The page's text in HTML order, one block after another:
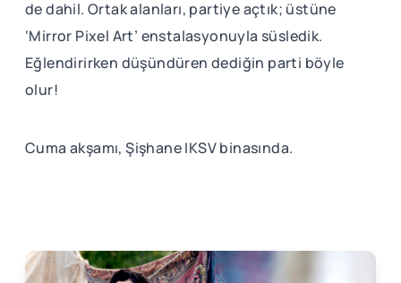
de dahil. Ortak alanları, partiye açtık; üstüne
‘Mirror Pixel Art’ enstalasyonuyla süsledik.
Eğlendirirken düşündüren dediğin parti böyle
olur!
Cuma akşamı, Şişhane IKSV binasında.